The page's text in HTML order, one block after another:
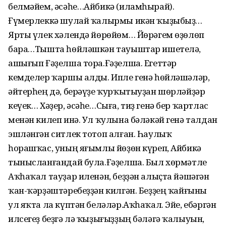
белмәйем, әсәһе…Айбикә (иламһырай).
Ғүмерлеккә шулай ҡалырмы икән ҡыҙыбыҙ…
Ярты үлек хәлендә йөрөйөм… Йөрәгем өҙөлөп
бара…Тышта һөйләшкән тауыштар ишетелә,
ашығып Ғәҙелша тора.Ғәҙелша. Егеттәр
кемделер ҡаршы алды. Ипле генә һөйләшәләр,
әйтер­һең дә, берәүҙе ҡурҡытыуҙан шөрләйҙәр
кеүек… Хәҙер, әсәһе…Сыға, тиҙ генә бер ҡартлас
менән килеп инә. Ул ҡулына бәләкәй генә талдан
эшләнгән ситлек тотоп алған. Һаулыҡ
һорашҡас, уның яғымлы йөҙөн күреп, Айбикә
тыныс­ланғандай була.Ғәҙелша. Был хөрмәтле
Аҡһаҡал тауҙар иленән, беҙҙән алыҫта йәшәгән
ҡан-ҡәрҙәштәребеҙҙән килгән. Беҙҙең ҡайғыны
ул яҡта ла күптән беләләр.Аҡһаҡал. Эйе, ебәргән
илсегеҙ беҙгә лә ҡыҙығыҙҙың бәләгә ҡалыуын,